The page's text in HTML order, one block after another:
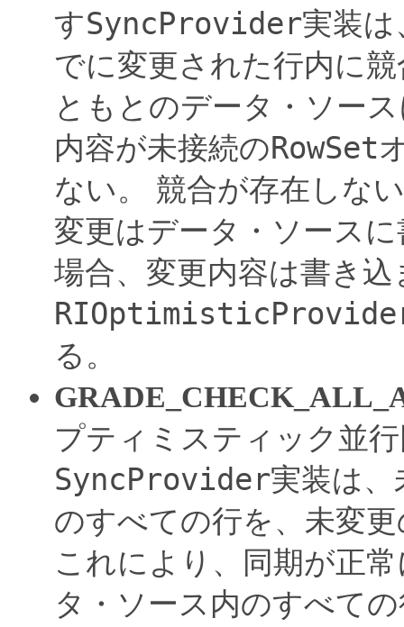
すSyncProvider実装は
でに変更された行内に
ともとのデータ・ソー
内容が未接続のRowSet
ない。
競合が存在しな
変更はデータ・ソース
場合、変更内容は書き
る。
プティミスティック並
SyncProvider実装は、
のすべての行を、未変
これにより、同期が正
タ・ソース内のすべて